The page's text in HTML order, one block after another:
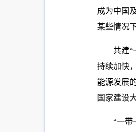
成为中国
某些情况
共建“
持续加快
能源发展
国家建设
“一带